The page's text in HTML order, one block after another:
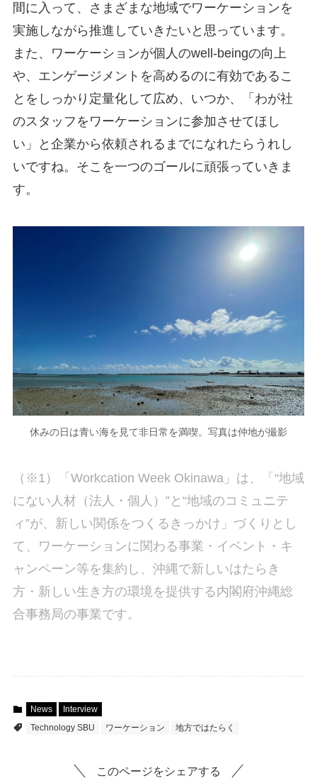
間に入って、さまざまな地域でワーケーションを
実施しながら推進していきたいと思っています。
また、ワーケーションが個人のwell-beingの向上
や、エンゲージメントを高めるのに有効であるこ
とをしっかり定量化して広め、いつか、「わが社
のスタッフをワーケーションに参加させてほし
い」と企業から依頼されるまでになれたらうれし
いですね。そこを一つのゴールに頑張っていきま
す。
休みの日は青い海を見て非日常を満喫。写真は仲地が撮影
（※1）「Workcation Week Okinawa」は、「“地域
にない人材（法人・個人）”と“地域のコミュニテ
ィ”が、新しい関係をつくるきっかけ」づくりとし
て、ワーケーションに関わる事業・イベント・キ
ャンペーン等を集約し、沖縄で新しいはたらき
方・新しい生き方の環境を提供する内閣府沖縄総
合事務局の事業です。
News
Interview
Technology SBU
ワーケーション 地方ではたらく
このページをシェアする